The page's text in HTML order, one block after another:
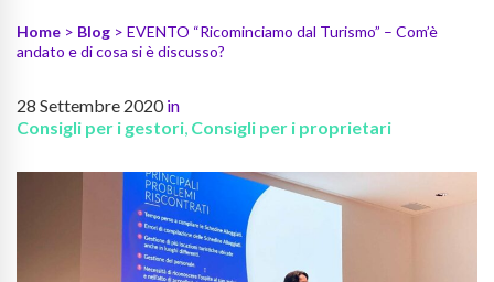
Home > Blog > EVENTO “Ricominciamo dal Turismo” – Com’è
andato e di cosa si è discusso?
28 Settembre 2020in
Consigli per i gestori, Consigli per i proprietari